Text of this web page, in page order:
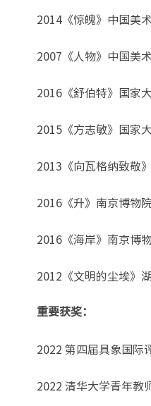
2014《惊魄》中国美
2007《人物》中国美
2016《舒伯特》国家
2015《方志敏》国家
2013《向瓦格纳致敬
2016《升》南京博物
2016《海岸》南京博
2012《文明的尘埃》
重要获奖：
2022 第四届具象国际
2022 清华大学青年教